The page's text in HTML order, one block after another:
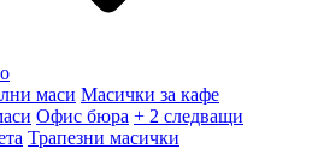
маси Масички за кафе
Офис бюра + 2 следващи
Трапезни масички